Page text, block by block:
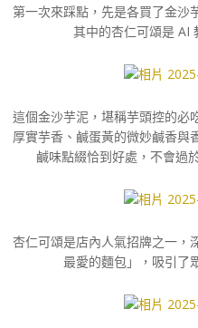
第一次來踩點，先是各買了金沙
其中的杏仁可頌是 AI
這個金沙芋泥，堪稱芋頭控的必
厚實芋香、鹹蛋黃的微妙鹹香與
鹹味點綴恰到好處，不會過
杏仁可頌是店內人氣招牌之一，
最愛的麵包」，吸引了